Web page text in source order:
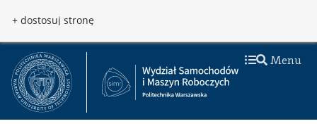
+ dostosuj stronę
Menu